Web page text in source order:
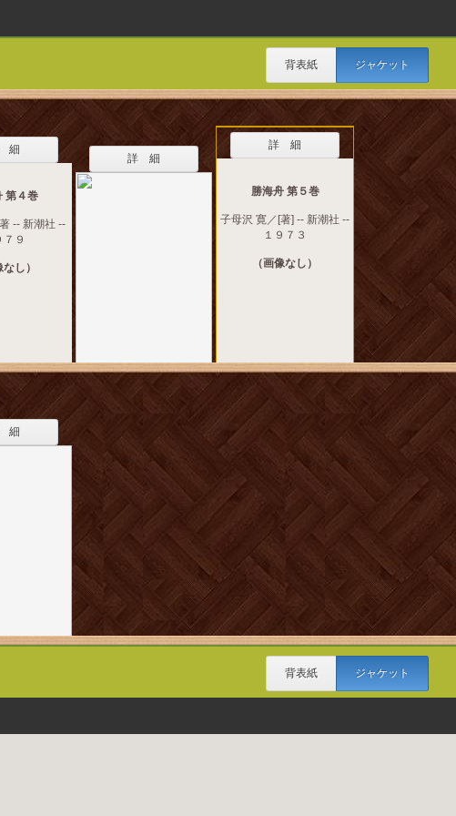
背表紙 ジャケット
細
第４巻
-- 新潮社 --
７９
なし）
詳 細
詳 細
勝海舟 第５巻
子母沢 寛／[著] -- 新潮社 --
１９７３
（画像なし）
細
背表紙 ジャケット